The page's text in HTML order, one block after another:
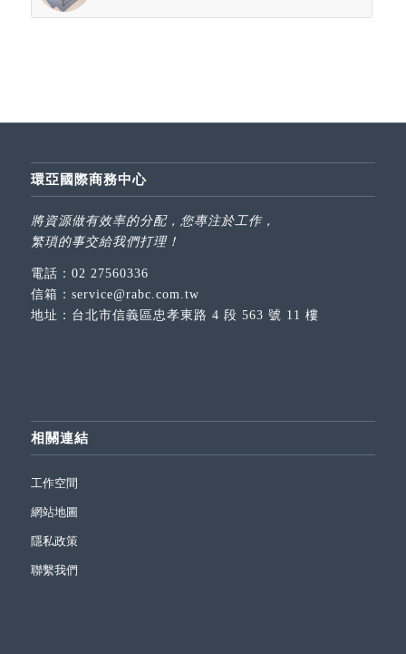
環亞國際商務中心
將資源做有效率的分配，您專注於工作，
繁瑣的事交給我們打理！
電話： 02 27560336
信箱： service@rabc.com.tw
地址： 台北市信義區忠孝東路 4 段 563 號 11 樓
相關連結
工作空間
網站地圖
隱私政策
聯繫我們